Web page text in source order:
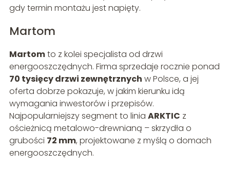
gdy termin montażu jest napięty.
Martom
Martomto z kolei specjalista od drzwi
energooszczędnych. Firma sprzedaje rocznie ponad
70 tysięcy drzwi zewnętrznych w Polsce, a jej
oferta dobrze pokazuje, w jakim kierunku idą
wymagania inwestorów i przepisów.
Najpopularniejszy segment to linia ARKTIC z
ościeżnicą metalowo-drewnianą – skrzydła o
grubości 72 mm, projektowane z myślą o domach
energooszczędnych.